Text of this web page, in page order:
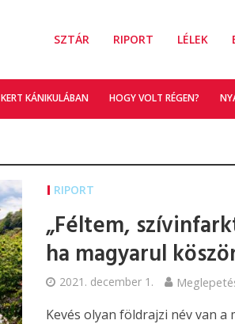
SZTÁR RIPORT LÉLEK
KERT KÁNIKULÁBAN HOGY VOLT RÉGEN?
RIPORT
„Féltem,
ha magyarul
2021. december 1.
Kevés olyan földrajzi név van a